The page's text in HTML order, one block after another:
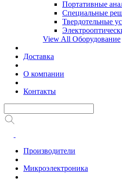
Портативные
Специальные
Твердотельные
View All Оборудование
Доставка
О компании
Контакты
Производители
Микроэлектроника